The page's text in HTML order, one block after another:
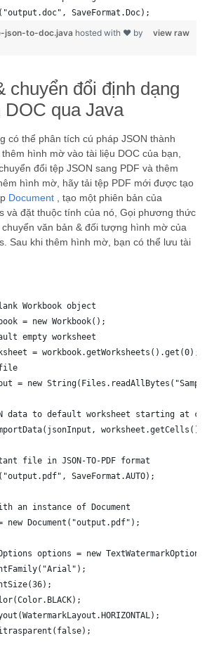
SaveFormat.Doc);
view raw
json-to-doc.java hosted with ❤ by
chuyển đổi định dạng
DOC qua Java
có thể phân tích cú pháp JSON thành
hình mờ vào tài liệu DOC của bạn,
đổi tệp JSON sang PDF và thêm
hình mờ, hãy tải tệp PDF mới được tạo
Document , tạo một phiên bản của
và đặt thuộc tính của nó, Gọi phương thức
chuyển văn bản & đối tượng hình mờ của
Sau khi thêm hình mờ, bạn có thể lưu tài
Workbook object
= new Workbook();
empty worksheet
= workbook.getWorksheets().get(0);
file
= new
data to default worksheet starting at
worksheet.getCells(),
file in JSON-TO-PDF format
SaveFormat.AUTO);
an instance of Document
new Document("output.pdf");
options = new